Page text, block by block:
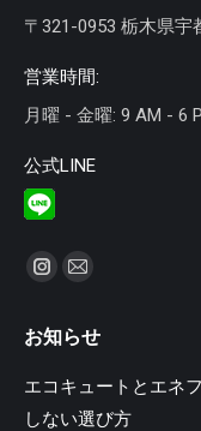
〒321-0953 栃木県宇
営業時間:
月曜 - 金曜: 9 AM - 6
公式LINE
私達を見つけてくださ
Instagram
ー
Mail
ー
お知らせ
エコキュートとエネ
しない選び方